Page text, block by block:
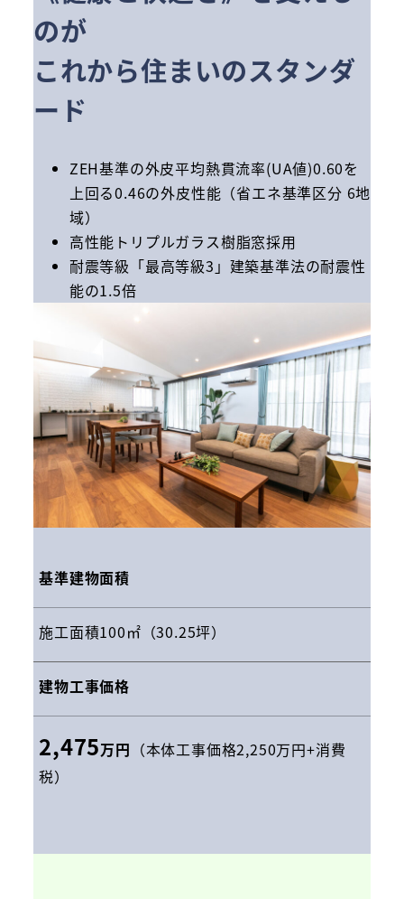
のが
これから住まいのスタンダ
ード
ZEH基準の外皮平均熱貫流率(UA値)0.60を
上回る0.46の外皮性能（省エネ基準区分 6地
域）
高性能トリプルガラス樹脂窓採用
耐震等級「最高等級3」建築基準法の耐震性
能の1.5倍
基準建物面積
施工面積100㎡（30.25坪）
建物工事価格
2,475万円 （本体工事価格2,250万円+消費
税）